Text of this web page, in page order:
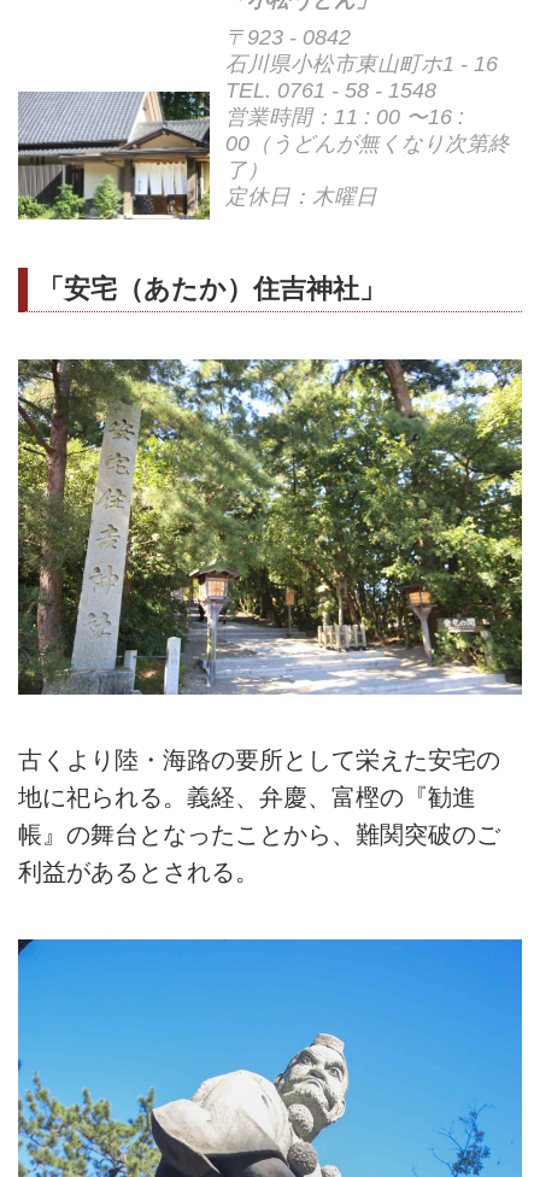
〒923 - 0842
石川県小松市東山町ホ1 - 16
TEL. 0761 - 58 - 1548
営業時間：11 : 00 〜16 :
00（うどんが無くなり次第終
了）
定休日：木曜日
「安宅（あたか）住吉神社」
古くより陸・海路の要所として栄えた安宅の
地に祀られる。義経、弁慶、富樫の『勧進
帳』の舞台となったことから、難関突破のご
利益があるとされる。